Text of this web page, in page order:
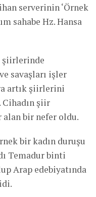
serverinin ‘Örnek
sahabe Hz. Hansa
şiirlerinde
savaşları işler
artık şiirlerini
şiir
alan bir nefer oldu.
bir kadın duruşu
Temadur binti
Arap edebiyatında